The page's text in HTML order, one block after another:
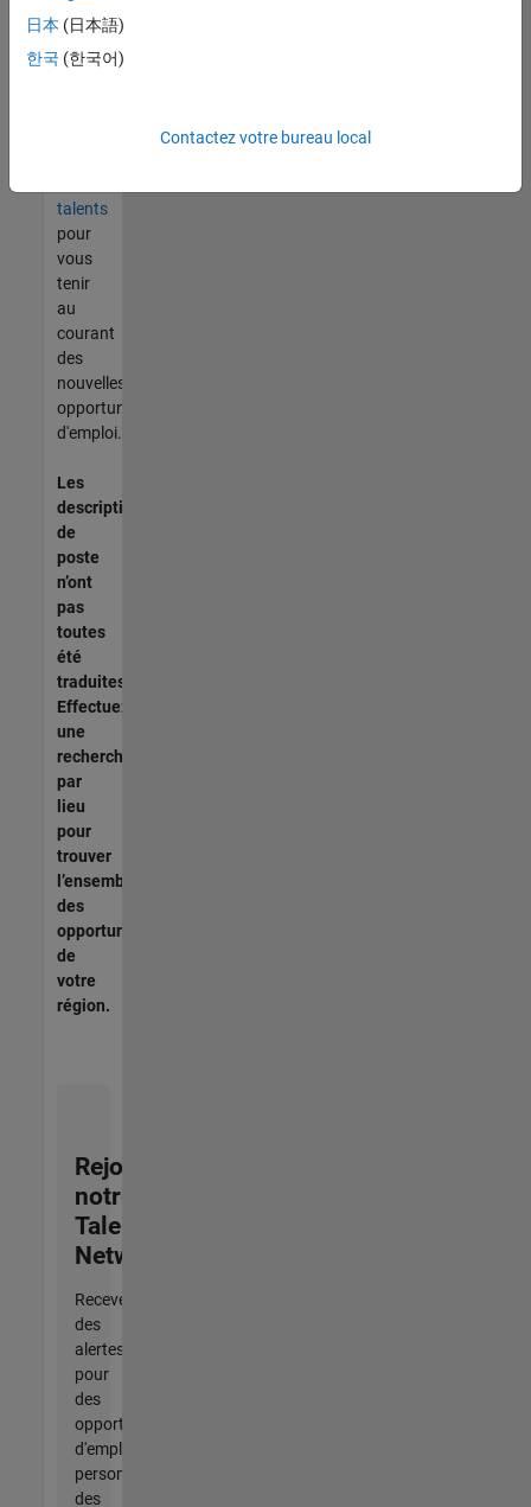
corresponde
à vos
talents
pour
vous
tenir
au
courant
des
nouvelles
opportunités
d'emploi.
Les
descriptions
de
poste
n’ont
pas
toutes
été
traduites.
Effectuez
une
recherche
par
lieu
pour
trouver
l’ensemble
des
opportunités
de
votre
région.
Rejoignez
notre
Talent
Network
Recevez
des
alertes
pour
des
opportunités
d'emploi
personnalisées,
des
日本 (日本語)
한국 (한국어)
Contactez votre bureau local